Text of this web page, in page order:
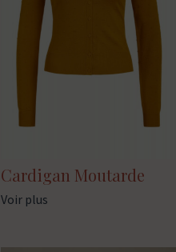
Cardigan Moutarde
Voir plus